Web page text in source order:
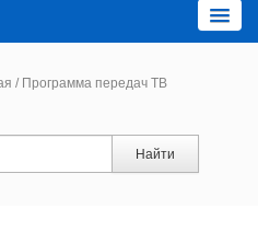
/Программа передач ТВ
Найти